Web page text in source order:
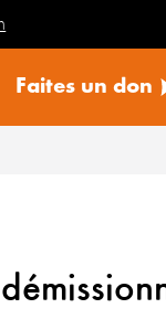
Faites un don